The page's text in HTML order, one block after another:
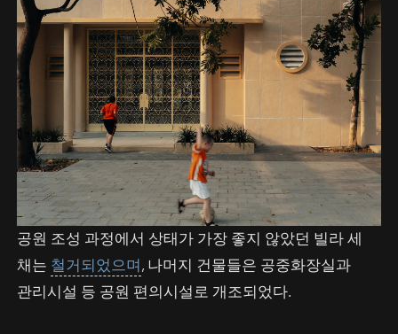
공원 조성 과정에서 상태가 가장 좋지 않았던 빌라 세
채는 철거되었으며, 나머지 건물들은 공중화장실과
관리시설 등 공원 편의시설로 개조되었다.